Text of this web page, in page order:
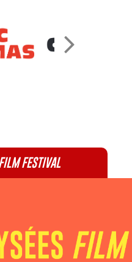
FESTIVAL
newsletter :